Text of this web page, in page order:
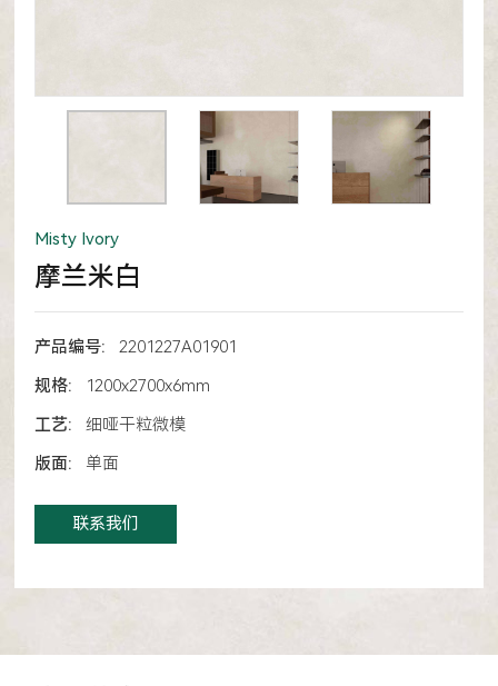
Misty Ivory
摩兰米白
产品编号:
2201227A01901
规格:
1200x2700x6mm
工艺:
细哑干粒微模
版面:
单面
联系我们